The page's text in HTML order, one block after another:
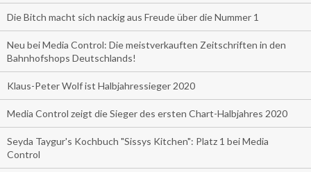
Die Bitch macht sich nackig aus Freude über die Nummer 1
Neu bei Media Control: Die meistverkauften Zeitschriften in den
Bahnhofshops Deutschlands!
Klaus-Peter Wolf ist Halbjahressieger 2020
Media Control zeigt die Sieger des ersten Chart-Halbjahres 2020
Seyda Taygur's Kochbuch "Sissys Kitchen": Platz 1 bei Media
Control